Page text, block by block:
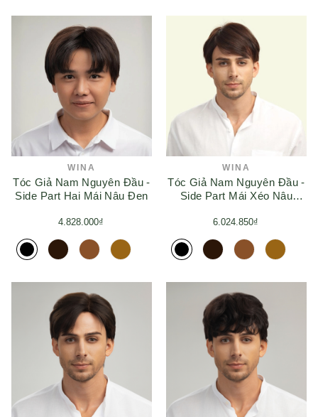
WINA
Tóc Giả Nam Nguyên Đầu -
Side Part Hai Mái Nâu Đen
4.828.000₫
WINA
Tóc Giả Nam Nguyên Đầu -
Side Part Mái Xéo Nâu
6.024.850₫